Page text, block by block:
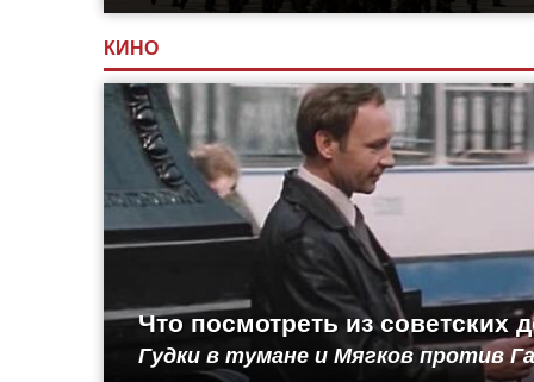
КИНО
Что посмотреть из советских
Гудки в тумане и Мягков против